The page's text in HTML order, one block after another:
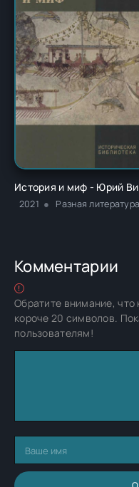
История и миф - Юрий
2021 Разная литература
Комментарии
Обратите внимание,
короче 20 символов.
пользователям!